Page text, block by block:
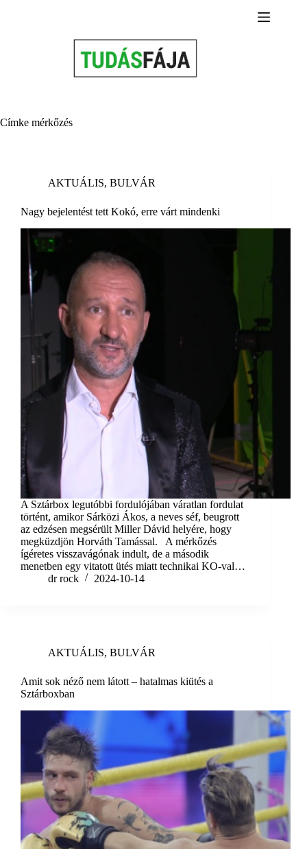
Címke mérkőzés
AKTUÁLIS, BULVÁR
Nagy bejelentést tett Kokó, erre várt mindenki
A Sztárbox legutóbbi fordulójában váratlan fordulat
történt, amikor Sárközi Ákos, a neves séf, beugrott
az edzésen megsérült Miller Dávid helyére, hogy
megküzdjön Horváth Tamással. A mérkőzés
ígéretes visszavágónak indult, de a második
menetben egy vitatott ütés miatt technikai KO-val…
dr rock
2024-10-14
AKTUÁLIS, BULVÁR
Amit sok néző nem látott – hatalmas kiütés a
Sztárboxban